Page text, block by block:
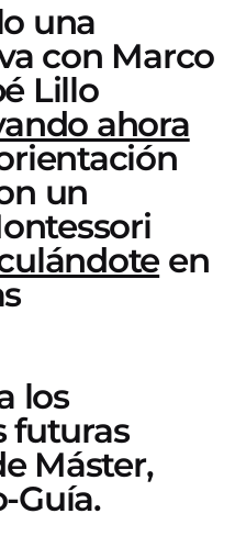
una
con Marco
Lillo
ahora
un
en
los
futuras
Máster,
Guía.